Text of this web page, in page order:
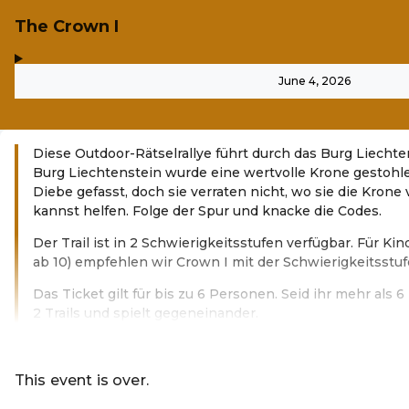
The Crown I
June 4, 2026
Diese Outdoor-Rätselrallye führt durch das Burg
Burg Liechtenstein wurde eine wertvolle Krone
Diebe gefasst, doch sie verraten nicht, wo sie die Krone
kannst helfen. Folge der Spur und knacke die Codes.
Der Trail ist in 2 Schwierigkeitsstufen verfügbar. Für
ab 10) empfehlen wir Crown I mit der
Das Ticket gilt für bis zu 6 Personen. Seid ihr mehr als
2 Trails und spielt gegeneinander.
This event is over.